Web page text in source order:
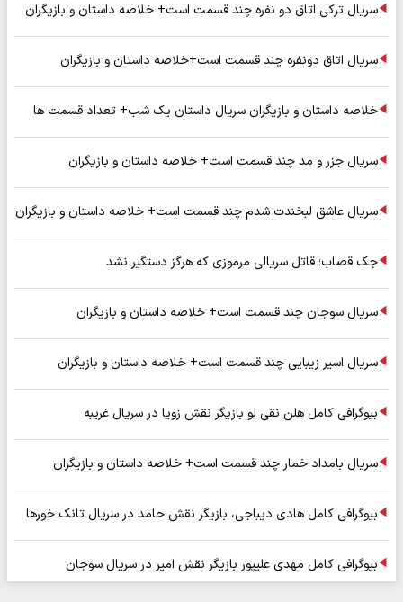
سریال ترکی اتاق دو نفره چند قسمت است+ خلاصه داستان و بازیگران
سریال اتاق دونفره چند قسمت است+خلاصه داستان و بازیگران
خلاصه داستان و بازیگران سریال داستان یک شب+ تعداد قسمت ها
سریال جزر و مد چند قسمت است+ خلاصه داستان و بازیگران
سریال عاشق لبخندت شدم چند قسمت است+ خلاصه داستان و بازیگران
جک قصاب؛ قاتل سریالی مرموزی که هرگز دستگیر نشد
سریال سوجان چند قسمت است+ خلاصه داستان و بازیگران
سریال اسیر زیبایی چند قسمت است+ خلاصه داستان و بازیگران
بیوگرافی کامل هلن نقی لو بازیگر نقش زویا در سریال غریبه
سریال بامداد خمار چند قسمت است+ خلاصه داستان و بازیگران
بیوگرافی کامل هادی دیباجی، بازیگر نقش حامد در سریال تانک خورها
بیوگرافی کامل مهدی علیپور بازیگر نقش امیر در سریال سوجان